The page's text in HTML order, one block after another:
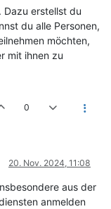
Dazu erstellst du
du alle Personen,
möchten,
mit ihnen zu
0
20. Nov. 2024, 11:08
aus der
anmelden